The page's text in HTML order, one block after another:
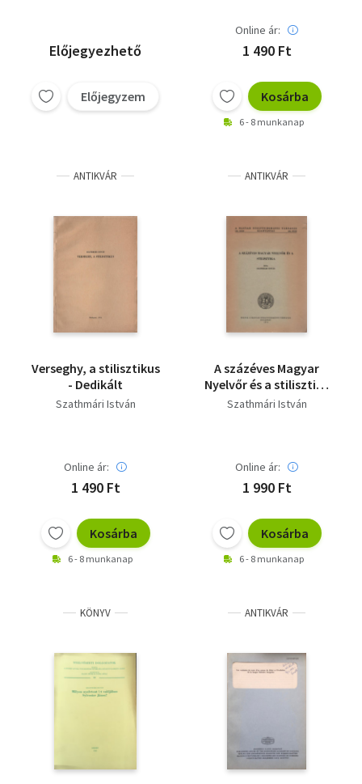
Előjegyezhető
Előjegyzem
Online ár:
1 490 Ft
Kosárba
6 - 8 munkanap
ANTIKVÁR
Verseghy, a stilisztikus
- Dedikált
Szathmári István
Online ár:
1 490 Ft
Kosárba
6 - 8 munkanap
ANTIKVÁR
A százéves Magyar
Nyelvőr és a stilisztika
- Dedikált
Szathmári István
Online ár:
1 990 Ft
Kosárba
6 - 8 munkanap
KÖNYV ANTIKVÁR